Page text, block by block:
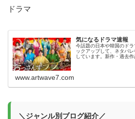
ドラマ
気になるドラマ速報
今話題の日本や韓国のド
ックアップして、ネタバ
しています。新作・過去
www.artwave7.com
＼ジャンル別ブログ紹介／